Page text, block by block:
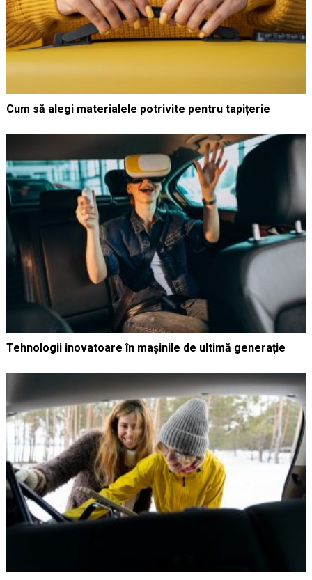
Cum să alegi materialele potrivite pentru tapițerie
Tehnologii inovatoare în mașinile de ultimă generație